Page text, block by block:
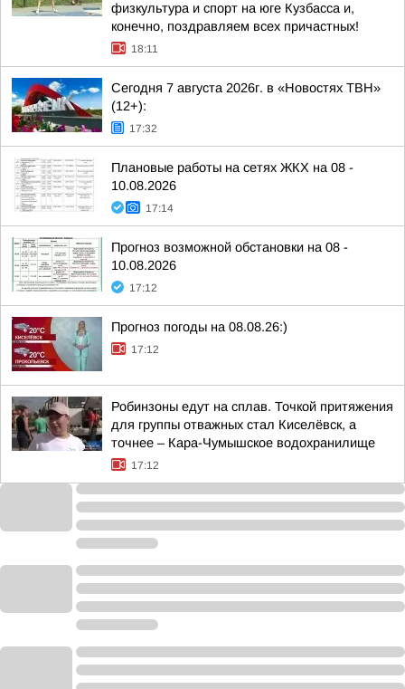
физкультура и спорт на юге Кузбасса и,
конечно, поздравляем всех причастных!
18:11
Сегодня 7 августа 2026г. в «Новостях ТВН»
(12+):
17:32
Плановые работы на сетях ЖКХ на 08 -
10.08.2026
17:14
Прогноз возможной обстановки на 08 -
10.08.2026
17:12
Прогноз погоды на 08.08.26:)
17:12
Робинзоны едут на сплав. Точкой притяжения
для группы отважных стал Киселёвск, а
точнее – Кара-Чумышское водохранилище
17:12